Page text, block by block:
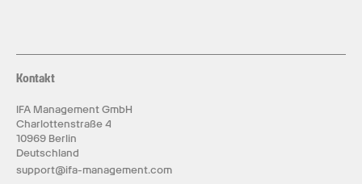
Kontakt
IFA Management GmbH
Charlottenstraße 4
10969 Berlin
Deutschland
support@ifa-management.com